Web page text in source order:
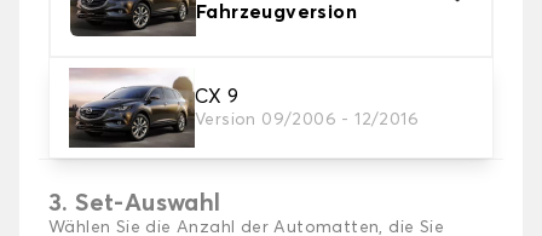
Fahrzeugversion
CX 9
Version 09/2006 - 12/2016
2. Material
Wählen Sie das Material Ihres Autofussmatten
3. Set-Auswahl
Wählen Sie die Anzahl der Automatten, die Sie